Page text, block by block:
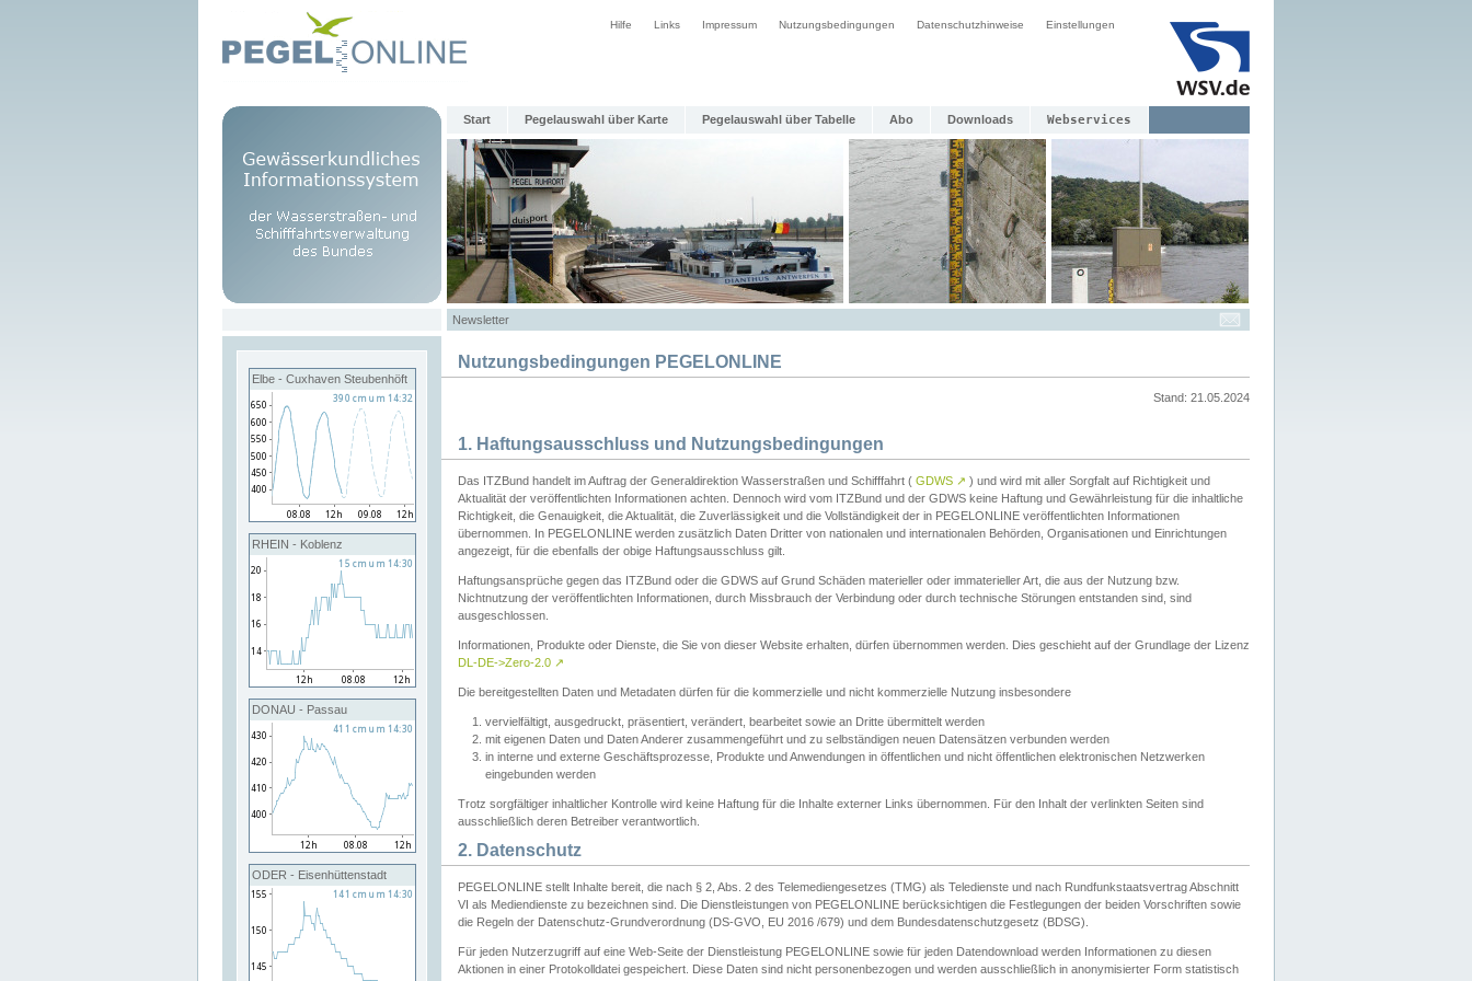
Hilfe Links Impressum Nutzungsbedingungen Datenschutzhinweise Einstellungen
Start Pegelauswahl über Karte Pegelauswahl über Tabelle Abo Downloads Webservices
Newsletter
Elbe - Cuxhaven Steubenhöft
RHEIN - Koblenz
DONAU - Passau
ODER - Eisenhüttenstadt
Nutzungsbedingungen PEGELONLINE
Stand: 21.05.2024
1. Haftungsausschluss und Nutzungsbedingungen
Das ITZBund handelt im Auftrag der Generaldirektion Wasserstraßen und Schifffahrt ( GDWS ↗ ) und wird mit aller Sorgfalt auf Richtigkeit und
Aktualität der veröffentlichten Informationen achten. Dennoch wird vom ITZBund und der GDWS keine Haftung und Gewährleistung für die inhaltliche
Richtigkeit, die Genauigkeit, die Aktualität, die Zuverlässigkeit und die Vollständigkeit der in PEGELONLINE veröffentlichten Informationen
übernommen. In PEGELONLINE werden zusätzlich Daten Dritter von nationalen und internationalen Behörden, Organisationen und Einrichtungen
angezeigt, für die ebenfalls der obige Haftungsausschluss gilt.
Haftungsansprüche gegen das ITZBund oder die GDWS auf Grund Schäden materieller oder immaterieller Art, die aus der Nutzung bzw.
Nichtnutzung der veröffentlichten Informationen, durch Missbrauch der Verbindung oder durch technische Störungen entstanden sind, sind
ausgeschlossen.
Informationen, Produkte oder Dienste, die Sie von dieser Website erhalten, dürfen übernommen werden. Dies geschieht auf der Grundlage der Lizenz
DL-DE->Zero-2.0 ↗
Die bereitgestellten Daten und Metadaten dürfen für die kommerzielle und nicht kommerzielle Nutzung insbesondere
vervielfältigt, ausgedruckt, präsentiert, verändert, bearbeitet sowie an Dritte übermittelt werden
mit eigenen Daten und Daten Anderer zusammengeführt und zu selbständigen neuen Datensätzen verbunden werden
in interne und externe Geschäftsprozesse, Produkte und Anwendungen in öffentlichen und nicht öffentlichen elektronischen Netzwerken
eingebunden werden
Trotz sorgfältiger inhaltlicher Kontrolle wird keine Haftung für die Inhalte externer Links übernommen. Für den Inhalt der verlinkten Seiten sind
ausschließlich deren Betreiber verantwortlich.
2. Datenschutz
PEGELONLINE stellt Inhalte bereit, die nach § 2, Abs. 2 des Telemediengesetzes (TMG) als Teledienste und nach Rundfunkstaatsvertrag Abschnitt
VI als Mediendienste zu bezeichnen sind. Die Dienstleistungen von PEGELONLINE berücksichtigen die Festlegungen der beiden Vorschriften sowie
die Regeln der Datenschutz-Grundverordnung (DS-GVO, EU 2016 /679) und dem Bundesdatenschutzgesetz (BDSG).
Für jeden Nutzerzugriff auf eine Web-Seite der Dienstleistung PEGELONLINE sowie für jeden Datendownload werden Informationen zu diesen
Aktionen in einer Protokolldatei gespeichert. Diese Daten sind nicht personenbezogen und werden ausschließlich in anonymisierter Form statistisch